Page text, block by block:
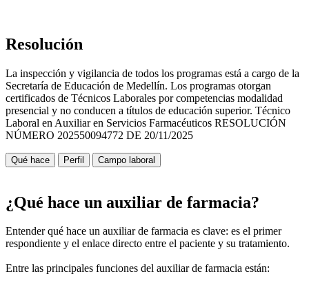
Resolución
La inspección y vigilancia de todos los programas está a cargo de la
Secretaría de Educación de Medellín. Los programas otorgan
certificados de Técnicos Laborales por competencias modalidad
presencial y no conducen a títulos de educación superior. Técnico
Laboral en Auxiliar en Servicios Farmacéuticos RESOLUCIÓN
NÚMERO 202550094772 DE 20/11/2025
Qué hace Perfil Campo laboral
¿Qué hace un auxiliar de farmacia?
Entender qué hace un auxiliar de farmacia es clave: es el primer
respondiente y el enlace directo entre el paciente y su tratamiento.
Entre las principales funciones del auxiliar de farmacia están: